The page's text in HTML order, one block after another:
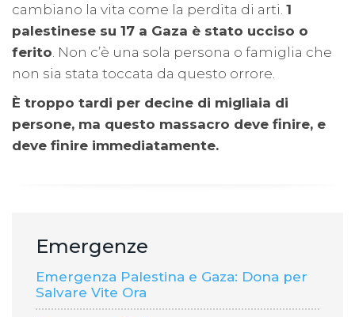
cambiano la vita come la perdita di arti. 1
palestinese su 17 a Gaza è stato ucciso o
ferito. Non c’è una sola persona o famiglia che
non sia stata toccata da questo orrore.
È troppo tardi per decine di migliaia di
persone, ma questo massacro deve finire, e
deve finire immediatamente.
Emergenze
Emergenza Palestina e Gaza: Dona per
Salvare Vite Ora